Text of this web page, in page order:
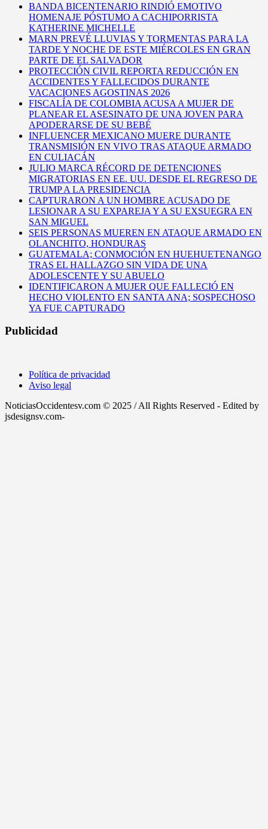
BANDA BICENTENARIO RINDIÓ EMOTIVO
HOMENAJE PÓSTUMO A CACHIPORRISTA
KATHERINE MICHELLE
MARN PREVÉ LLUVIAS Y TORMENTAS PARA LA
TARDE Y NOCHE DE ESTE MIÉRCOLES EN GRAN
PARTE DE EL SALVADOR
PROTECCIÓN CIVIL REPORTA REDUCCIÓN EN
ACCIDENTES Y FALLECIDOS DURANTE
VACACIONES AGOSTINAS 2026
FISCALÍA DE COLOMBIA ACUSA A MUJER DE
PLANEAR EL ASESINATO DE UNA JOVEN PARA
APODERARSE DE SU BEBÉ
INFLUENCER MEXICANO MUERE DURANTE
TRANSMISIÓN EN VIVO TRAS ATAQUE ARMADO
EN CULIACÁN
JULIO MARCA RÉCORD DE DETENCIONES
MIGRATORIAS EN EE. UU. DESDE EL REGRESO DE
TRUMP A LA PRESIDENCIA
CAPTURARON A UN HOMBRE ACUSADO DE
LESIONAR A SU EXPAREJA Y A SU EXSUEGRA EN
SAN MIGUEL
SEIS PERSONAS MUEREN EN ATAQUE ARMADO EN
OLANCHITO, HONDURAS
GUATEMALA; CONMOCIÓN EN HUEHUETENANGO
TRAS EL HALLAZGO SIN VIDA DE UNA
ADOLESCENTE Y SU ABUELO
IDENTIFICARON A MUJER QUE FALLECIÓ EN
HECHO VIOLENTO EN SANTA ANA; SOSPECHOSO
YA FUE CAPTURADO
Publicidad
Política de privacidad
Aviso legal
NoticiasOccidentesv.com © 2025 / All Rights Reserved - Edited by
jsdesignsv.com-